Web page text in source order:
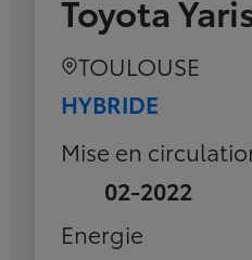
Toyota
TOULOUSE
HYBRIDE
Mise en
02-2022
Energie